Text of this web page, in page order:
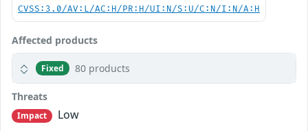
CVSS:3.0/AV:L/AC:H/PR:H/UI:N/S:U/C:N/I:N/A:H
Affected products
Fixed 80 products
Threats
Impact
Low